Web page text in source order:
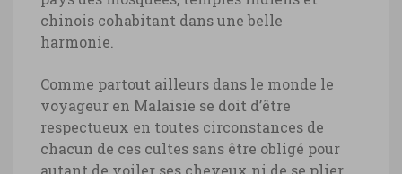
chinois cohabitant dans une belle
harmonie.
Comme partout ailleurs dans le monde le
voyageur en Malaisie se doit d’être
respectueux en toutes circonstances de
chacun de ces cultes sans être obligé pour
autant de voiler ses cheveux ni de se plier